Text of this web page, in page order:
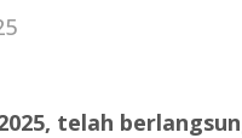
telah